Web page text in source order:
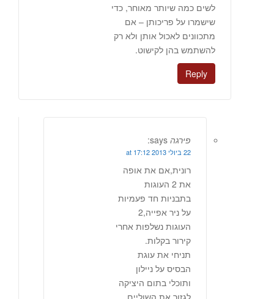
לשים כמה שיותר מאוחר, כדי
שישמרו על פריכותן – אם
מתכוונים לאכול אותן ולא רק
להשתמש בהן לקישוט.
Reply
פירגה says:
22 ביולי 2013 at 17:12
רונית,אם את אופה
את 2 העוגות
בתבניות חד פעמיות
על ניר אפייה,2
העוגות נשלפות אחרי
קירור בקלות.
תניחי את עוגת
הבסיס על ניילון
ותוכלי בתום היציקה
לגזור את השוליים.